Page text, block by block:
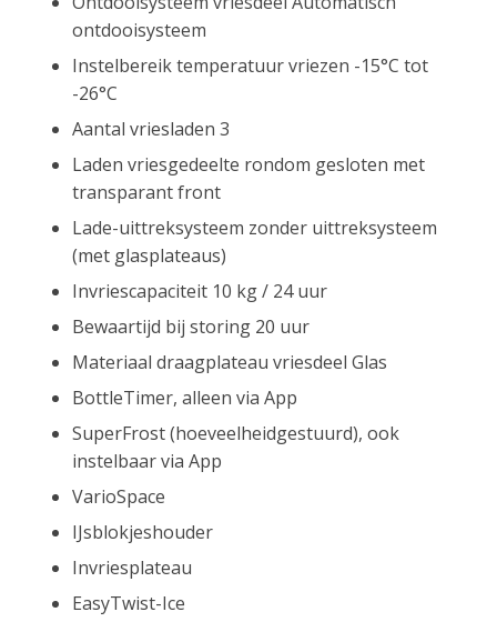
ontdooisysteem
Instelbereik temperatuur vriezen -15°C tot
-26°C
Aantal vriesladen 3
Laden vriesgedeelte rondom gesloten met
transparant front
Lade-uittreksysteem zonder uittreksysteem
(met glasplateaus)
Invriescapaciteit 10 kg / 24 uur
Bewaartijd bij storing 20 uur
Materiaal draagplateau vriesdeel Glas
BottleTimer, alleen via App
SuperFrost (hoeveelheidgestuurd), ook
instelbaar via App
VarioSpace
IJsblokjeshouder
Invriesplateau
EasyTwist-Ice